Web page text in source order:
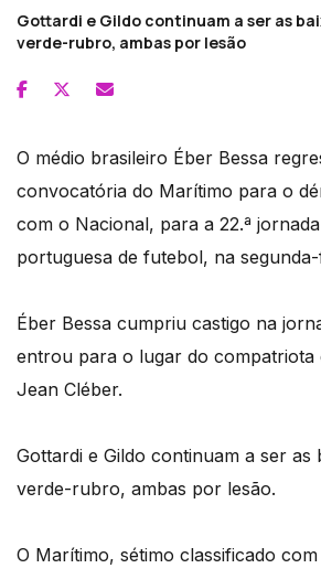
Gottardi e Gildo continuam a ser as
verde-rubro, ambas por lesão
O médio brasileiro Éber Bessa
convocatória do Marítimo para o
com o Nacional, para a 22.ª
portuguesa de futebol, na
Éber Bessa cumpriu castigo na
entrou para o lugar do compatriota
Jean Cléber.
Gottardi e Gildo continuam a ser as
verde-rubro, ambas por lesão.
O Marítimo, sétimo classificado